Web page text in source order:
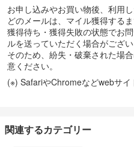
お申し込みやお買い物後、利用
どのメールは、マイル獲得する
獲得待ち・獲得失敗の状態でお
ルを送っていただく場合がござい
そのため、紛失・破棄された場
意ください。
(※) SafariやChromeなどwebサイ
関連するカテゴリー